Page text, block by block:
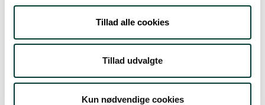
Tillad alle cookies
Tillad udvalgte
Kun nødvendige cookies
21°14° let regn
Tirs. 11.aug.
21°12° klar himmel